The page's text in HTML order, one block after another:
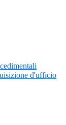
d'ufficio